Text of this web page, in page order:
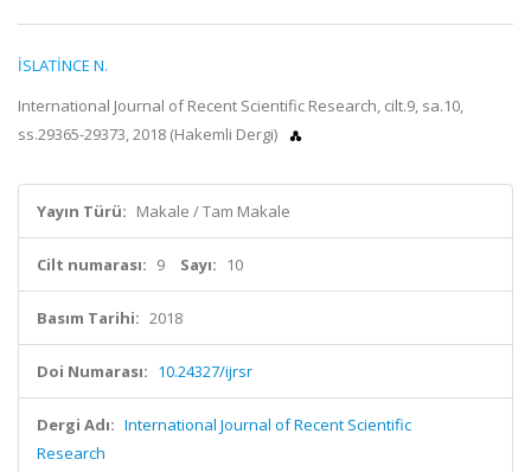
İSLATİNCE N.
International Journal of Recent Scientific Research, cilt.9, sa.10,
ss.29365-29373, 2018 (Hakemli Dergi)
Yayın Türü: Makale / Tam Makale
Cilt numarası: 9 Sayı: 10
Basım Tarihi: 2018
Doi Numarası: 10.24327/ijrsr
Dergi Adı: International Journal of Recent Scientific
Research